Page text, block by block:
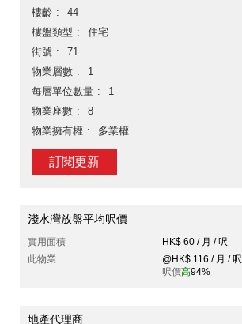
樓齡
44
樓盤類型
住宅
街號
71
物業層數
1
每層單位數量
1
物業座數
8
物業擁有權
多業權
訂閱更新
淺水灣放盤平均呎價
實用面積
HK$ 60 / 月 / 呎
此物業
@HK$ 116 / 月 / 呎
呎價高94%
地產代理商